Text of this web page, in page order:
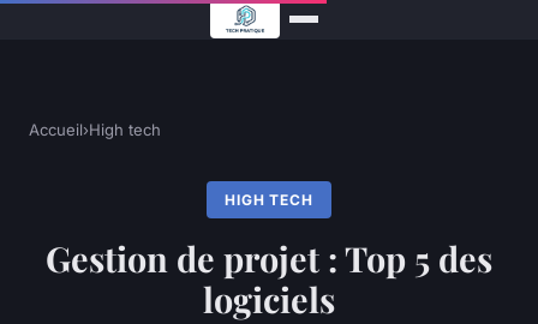
Accueil›High tech
HIGH TECH
Gestion de projet : Top 5 des
logiciels